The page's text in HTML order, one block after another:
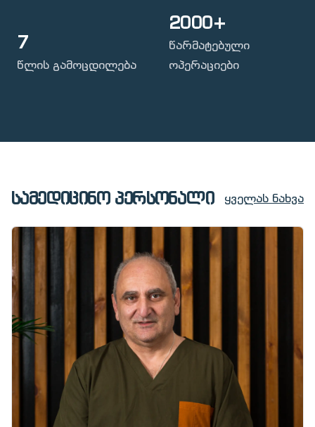
წლის გამოცდილება
7
წარმატებული
ოპერაციები
2000+
სამედიცინო პერსონალი ყველას ნახვა